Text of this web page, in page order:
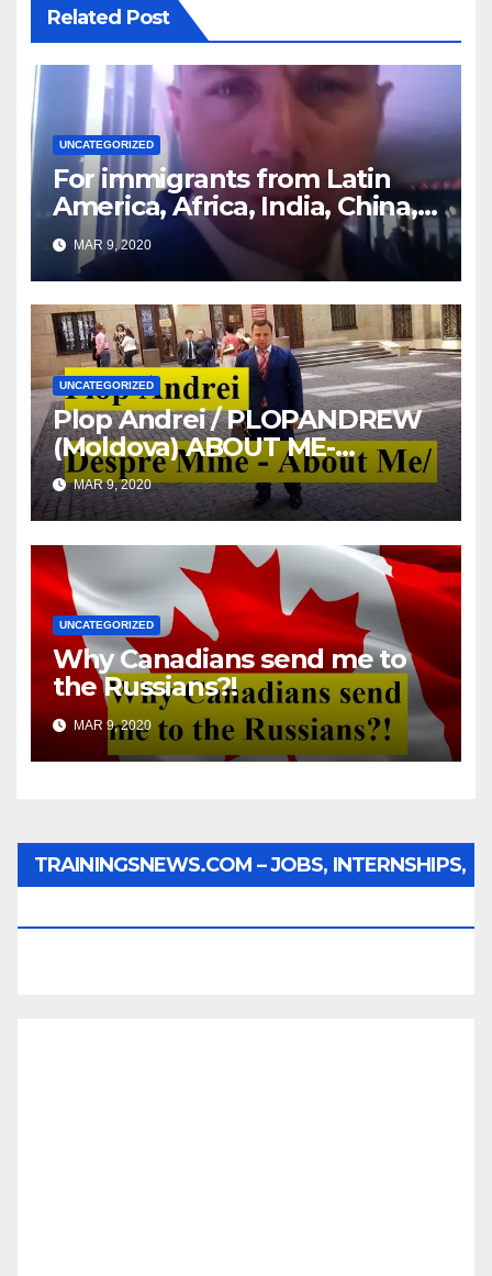
Related Post
UNCATEGORIZED
For immigrants from Latin
America, Africa, India, China,
etc. you must read this article
MAR 9, 2020
UNCATEGORIZED
Plop Andrei / PLOPANDREW
(Moldova) ABOUT ME-
DESPRE MINE
MAR 9, 2020
UNCATEGORIZED
Why Canadians send me to
the Russians?!
MAR 9, 2020
TRAININGSNEWS.COM – JOBS, INTERNSHIPS,